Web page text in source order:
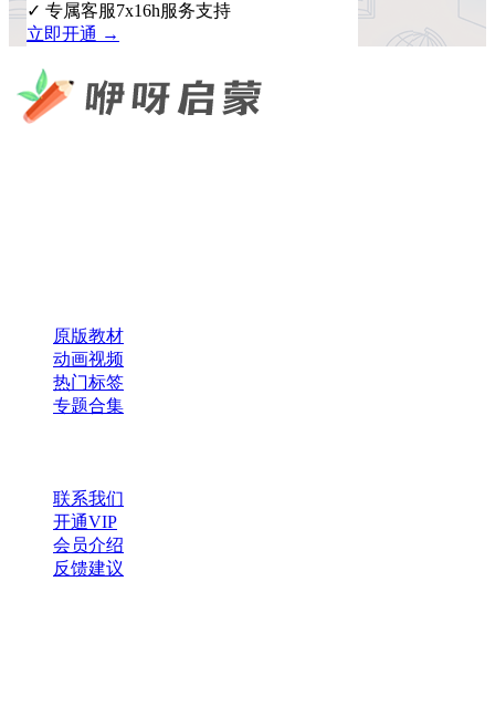
✓ 专属客服7x16h服务支持
立即开通 →
原版教材
动画视频
热门标签
专题合集
联系我们
开通VIP
会员介绍
反馈建议